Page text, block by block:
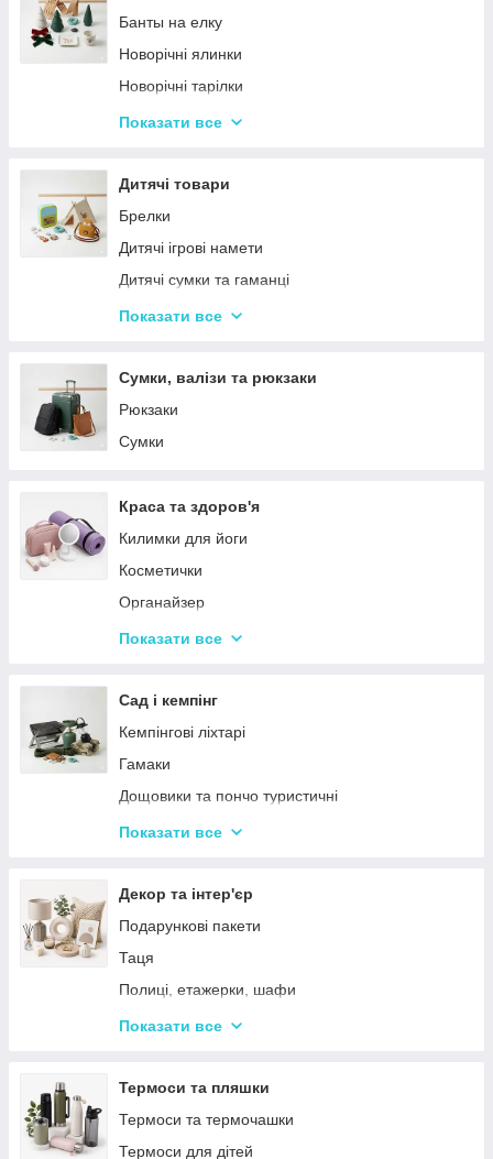
Банты на елку
Новорічні ялинки
Новорічні тарілки
Новорічні фігурки та статуетки
Столовий посуд
Хвойні гірлянди
Показати все
Дитячі товари
Брелки
Дитячі ігрові намети
Дитячі сумки та гаманці
Дитячі фотокамери
Показати все
Сумки, валізи та рюкзаки
Рюкзаки
Сумки
Краса та здоров'я
Килимки для йоги
Косметички
Органайзер
Косметичні дзеркала
Стайлери
Плойки
Машинки для стриження
Воскоплави
Лампи для манікюр
Електробритви
Фени
Гофре та випрямлячі для волосся
Ручні масажери для тіла
Показати все
Сад і кемпінг
Кемпінгові ліхтарі
Гамаки
Дощовики та пончо туристичні
Садове освітлення
Термосумки
Туристичні інструменти та набори
Туристичні нагрівачі
Туристичні плити
Аксесуари
Мангали
Набори для пікніка
Туристичні килимки
Показати все
Декор та інтер'єр
Подарункові пакети
Таця
Полиці, етажерки, шафи
Серветки сервірувальні
Сміттєві відра
Новогодний декор
Декоративні таці
Показати все
Термоси та пляшки
Термоси та термочашки
Термоси для дітей